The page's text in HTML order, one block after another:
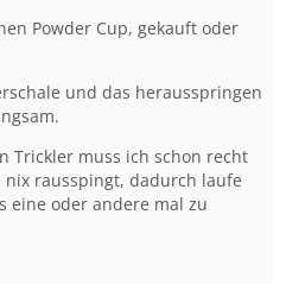
Powder Cup, gekauft oder
und das herausspringen
Trickler muss ich schon recht
rausspingt, dadurch laufe
eine oder andere mal zu